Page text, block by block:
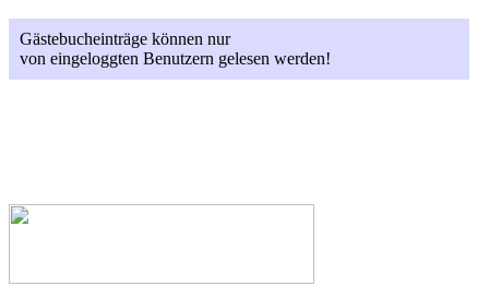
Gästebucheinträge können nur
von eingeloggten Benutzern gelesen werden!